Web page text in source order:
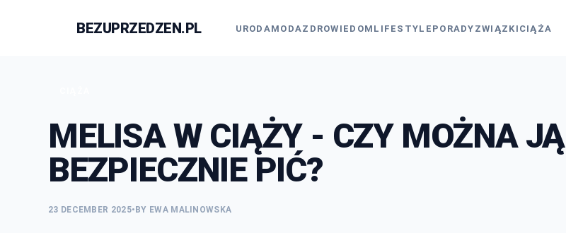
BEZUPRZEDZEN.PL URODA MODA ZDROWIE DOM LIFESTYLE PORADY ZWIĄZKI CIĄŻA
MELISA W CIĄŻY - CZY MOŻNA JĄ
BEZPIECZNIE PIĆ?
23 DECEMBER 2025• BY EWA MALINOWSKA